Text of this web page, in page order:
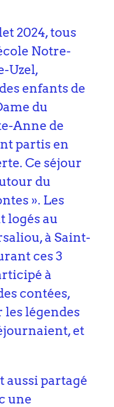
2024, tous
Notre-
Uzel,
enfants de
du
Anne de
partis en
Ce séjour
du
». Les
logés au
à Saint-
ces 3
à
contées,
légendes
et
aussi partagé
une